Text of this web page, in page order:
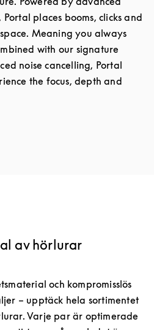
places booms, clicks and
Meaning you always
with our signature
noise cancelling, Portal
the focus, depth and
Tab
av hörlurar
och kompromisslös
– upptäck hela sortimentet
Varje par är optimerade